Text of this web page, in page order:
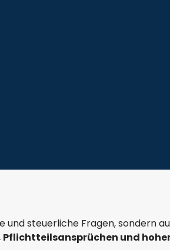
steuerliche Fragen, sondern
und